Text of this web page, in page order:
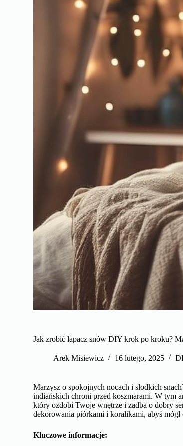
Jak zrobić łapacz snów DIY krok po kroku?
Arek Misiewicz 16 lutego, 2025
Marzysz o spokojnych nocach i słodkich
indiańskich chroni przed koszmarami. W tym
który ozdobi Twoje wnętrze i zadba o dobry
dekorowania piórkami i koralikami, abyś mógł
Kluczowe informacje: